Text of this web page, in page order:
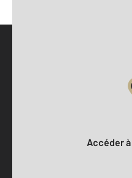
Accéder